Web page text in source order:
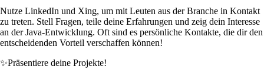
Nutze LinkedIn und Xing, um mit Leuten aus der Branche in Kontakt
zu treten. Stell Fragen, teile deine Erfahrungen und zeig dein Interesse
an der Java-Entwicklung. Oft sind es persönliche Kontakte, die dir den
entscheidenden Vorteil verschaffen können!
✨Präsentiere deine Projekte!